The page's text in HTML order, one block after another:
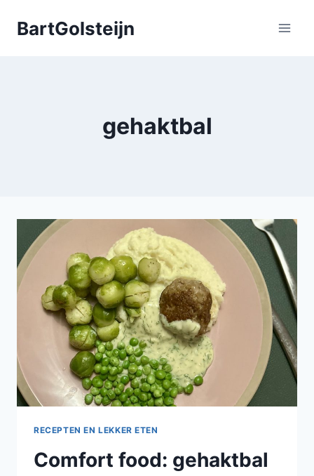
naarBartGolsteijn
gehaktbal
RECEPTEN EN LEKKER ETEN
Comfort food: gehaktbal